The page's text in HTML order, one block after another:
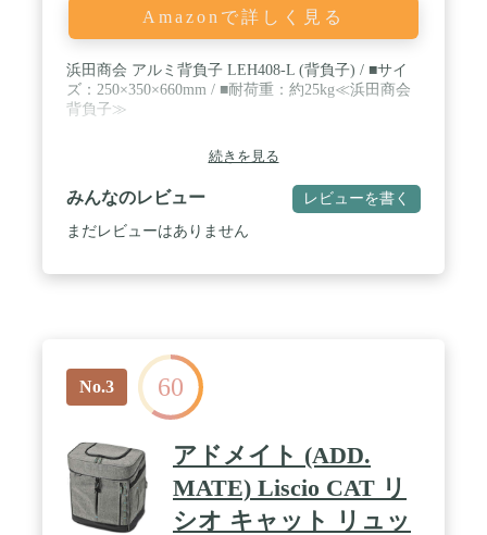
Amazonで詳しく見る
浜田商会 アルミ背負子 LEH408-L (背負子) / ■サイ
ズ：250×350×660mm / ■耐荷重：約25kg≪浜田商会
背負子≫
続きを見る
みんなのレビュー レビューを書く
まだレビューはありません
No.3 60
アドメイト (ADD.
MATE) Liscio CAT リ
シオ キャット リュッ